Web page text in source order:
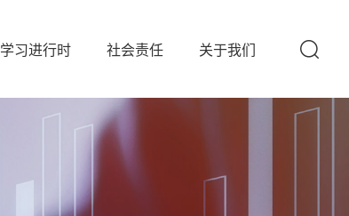
学习进行时 社会责任 关于我们